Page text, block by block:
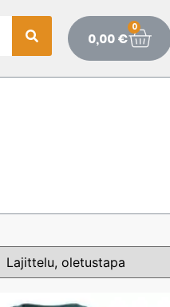
0,00€
0